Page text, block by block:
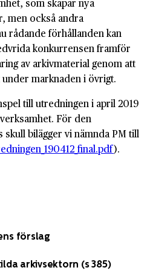
men också andra
rådande förhållanden kan
konkurrensen framför
av arkivmaterial genom att
marknaden i övrigt.
till utredningen i april 2019
För den
bilägger vi nämnda PM till
).
förslag
arkivsektorn (s 385)